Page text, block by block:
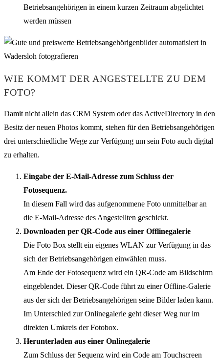
Betriebsangehörigen in einem kurzen Zeitraum abgelichtet
werden müssen
WIE KOMMT DER ANGESTELLTE ZU DEM
FOTO?
Damit nicht allein das CRM System oder das ActiveDirectory in den
Besitz der neuen Photos kommt, stehen für den Betriebsangehörigen
drei unterschiedliche Wege zur Verfügung um sein Foto auch digital
zu erhalten.
Eingabe der E-Mail-Adresse zum Schluss der
Fotosequenz.
In diesem Fall wird das aufgenommene Foto unmittelbar an
die E-Mail-Adresse des Angestellten geschickt.
Downloaden per QR-Code aus einer Offlinegalerie
Die Foto Box stellt ein eigenes WLAN zur Verfügung in das
sich der Betriebsangehörigen einwählen muss.
Am Ende der Fotosequenz wird ein QR-Code am Bildschirm
eingeblendet. Dieser QR-Code führt zu einer Offline-Galerie
aus der sich der Betriebsangehörigen seine Bilder laden kann.
Im Unterschied zur Onlinegalerie geht dieser Weg nur im
direkten Umkreis der Fotobox.
Herunterladen aus einer Onlinegalerie
Zum Schluss der Sequenz wird ein Code am Touchscreen